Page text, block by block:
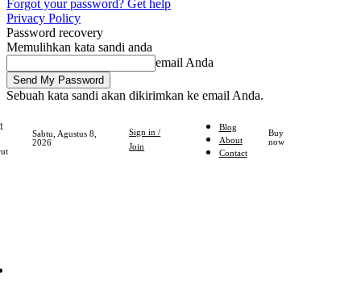
Forgot your password? Get help
Privacy Policy
Password recovery
Memulihkan kata sandi anda
email Anda
Sebuah kata sandi akan dikirimkan ke email Anda.
Sabtu, Agustus 8,
2026
Sign in /
Join
Blog
About
Contact
Buy
now